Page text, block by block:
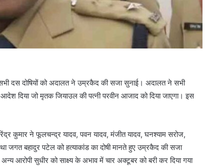
दस दोषियों को अदालत ने उम्रकैद की सजा सुनाई। अदालत ने सभी
दिया जो मृतक जियाउल की पत्नी परवीन आजाद को दिया जाएगा। इस
कुमार ने फूलचन्द्र यादव, पवन यादव, मंजीत यादव, घनश्याम सरोज,
जगत बहादुर पटेल को हत्याकांड का दोषी मानते हुए उम्रकैद की सजा
आरोपी सुधीर को साक्ष्य के अभाव में चार अक्टूबर को बरी कर दिया गया